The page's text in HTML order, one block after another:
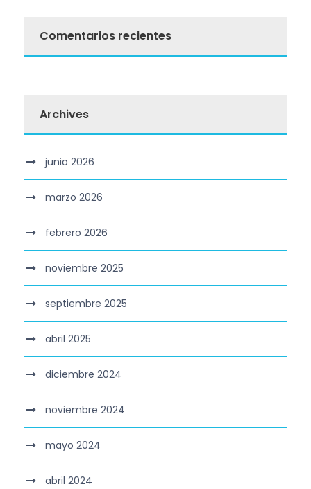
Comentarios recientes
Archives
junio 2026
marzo 2026
febrero 2026
noviembre 2025
septiembre 2025
abril 2025
diciembre 2024
noviembre 2024
mayo 2024
abril 2024